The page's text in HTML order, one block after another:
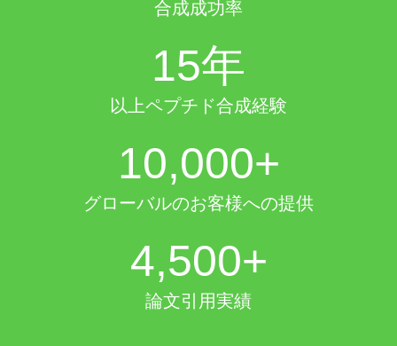
合成成功率
15年
以上ペプチド合成経験
10,000+
グローバルのお客様への提供
4,500+
論文引用実績